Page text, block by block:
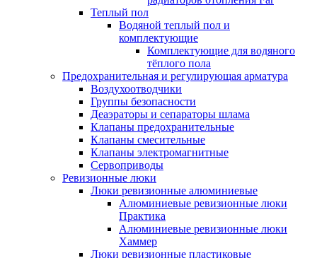
Теплый пол
Водяной теплый пол и
комплектующие
Комплектующие для водяного
тёплого пола
Предохранительная и регулирующая арматура
Воздухоотводчики
Группы безопасности
Деаэраторы и сепараторы шлама
Клапаны предохранительные
Клапаны смесительные
Клапаны электромагнитные
Сервоприводы
Ревизионные люки
Люки ревизионные алюминиевые
Алюминиевые ревизионные люки
Практика
Алюминиевые ревизионные люки
Хаммер
Люки ревизионные пластиковые